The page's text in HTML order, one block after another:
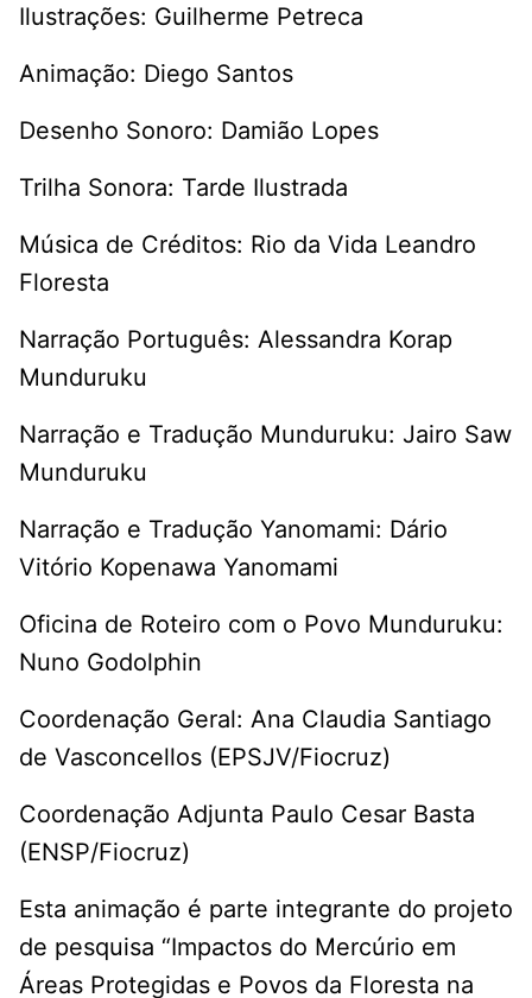
Ilustrações: Guilherme Petreca
Animação: Diego Santos
Desenho Sonoro: Damião Lopes
Trilha Sonora: Tarde Ilustrada
Música de Créditos: Rio da Vida Leandro
Floresta
Narração Português: Alessandra Korap
Munduruku
Narração e Tradução Munduruku: Jairo Saw
Munduruku
Narração e Tradução Yanomami: Dário
Vitório Kopenawa Yanomami
Oficina de Roteiro com o Povo Munduruku:
Nuno Godolphin
Coordenação Geral: Ana Claudia Santiago
de Vasconcellos (EPSJV/Fiocruz)
Coordenação Adjunta Paulo Cesar Basta
(ENSP/Fiocruz)
Esta animação é parte integrante do projeto
de pesquisa “Impactos do Mercúrio em
Áreas Protegidas e Povos da Floresta na